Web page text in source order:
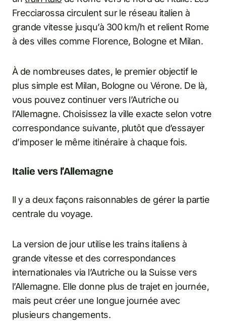
Frecciarossa circulent sur le réseau italien à
grande vitesse jusqu’à 300 km/h et relient Rome
à des villes comme Florence, Bologne et Milan.
À de nombreuses dates, le premier objectif le
plus simple est Milan, Bologne ou Vérone. De là,
vous pouvez continuer vers l’Autriche ou
l’Allemagne. Choisissez la ville exacte selon votre
correspondance suivante, plutôt que d’essayer
d’imposer le même itinéraire à chaque fois.
Italie vers l’Allemagne
Il y a deux façons raisonnables de gérer la partie
centrale du voyage.
La version de jour utilise les trains italiens à
grande vitesse et des correspondances
internationales via l’Autriche ou la Suisse vers
l’Allemagne. Elle donne plus de trajet en journée,
mais peut créer une longue journée avec
plusieurs changements.